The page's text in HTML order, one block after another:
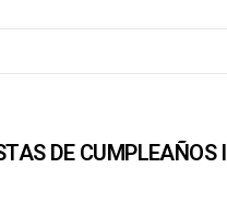
DE CUMPLEAÑOS